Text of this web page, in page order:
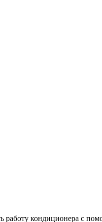
работу кондиционера с